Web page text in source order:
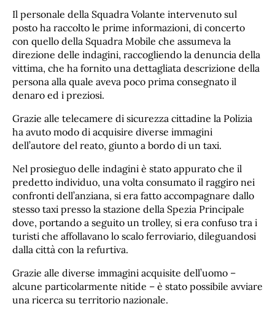
Il personale della Squadra Volante intervenuto sul
posto ha raccolto le prime informazioni, di concerto
con quello della Squadra Mobile che assumeva la
direzione delle indagini, raccogliendo la denuncia della
vittima, che ha fornito una dettagliata descrizione della
persona alla quale aveva poco prima consegnato il
denaro ed i preziosi.
Grazie alle telecamere di sicurezza cittadine la Polizia
ha avuto modo di acquisire diverse immagini
dell’autore del reato, giunto a bordo di un taxi.
Nel prosieguo delle indagini è stato appurato che il
predetto individuo, una volta consumato il raggiro nei
confronti dell’anziana, si era fatto accompagnare dallo
stesso taxi presso la stazione della Spezia Principale
dove, portando a seguito un trolley, si era confuso tra i
turisti che affollavano lo scalo ferroviario, dileguandosi
dalla città con la refurtiva.
Grazie alle diverse immagini acquisite dell’uomo –
alcune particolarmente nitide – è stato possibile avviare
una ricerca su territorio nazionale.